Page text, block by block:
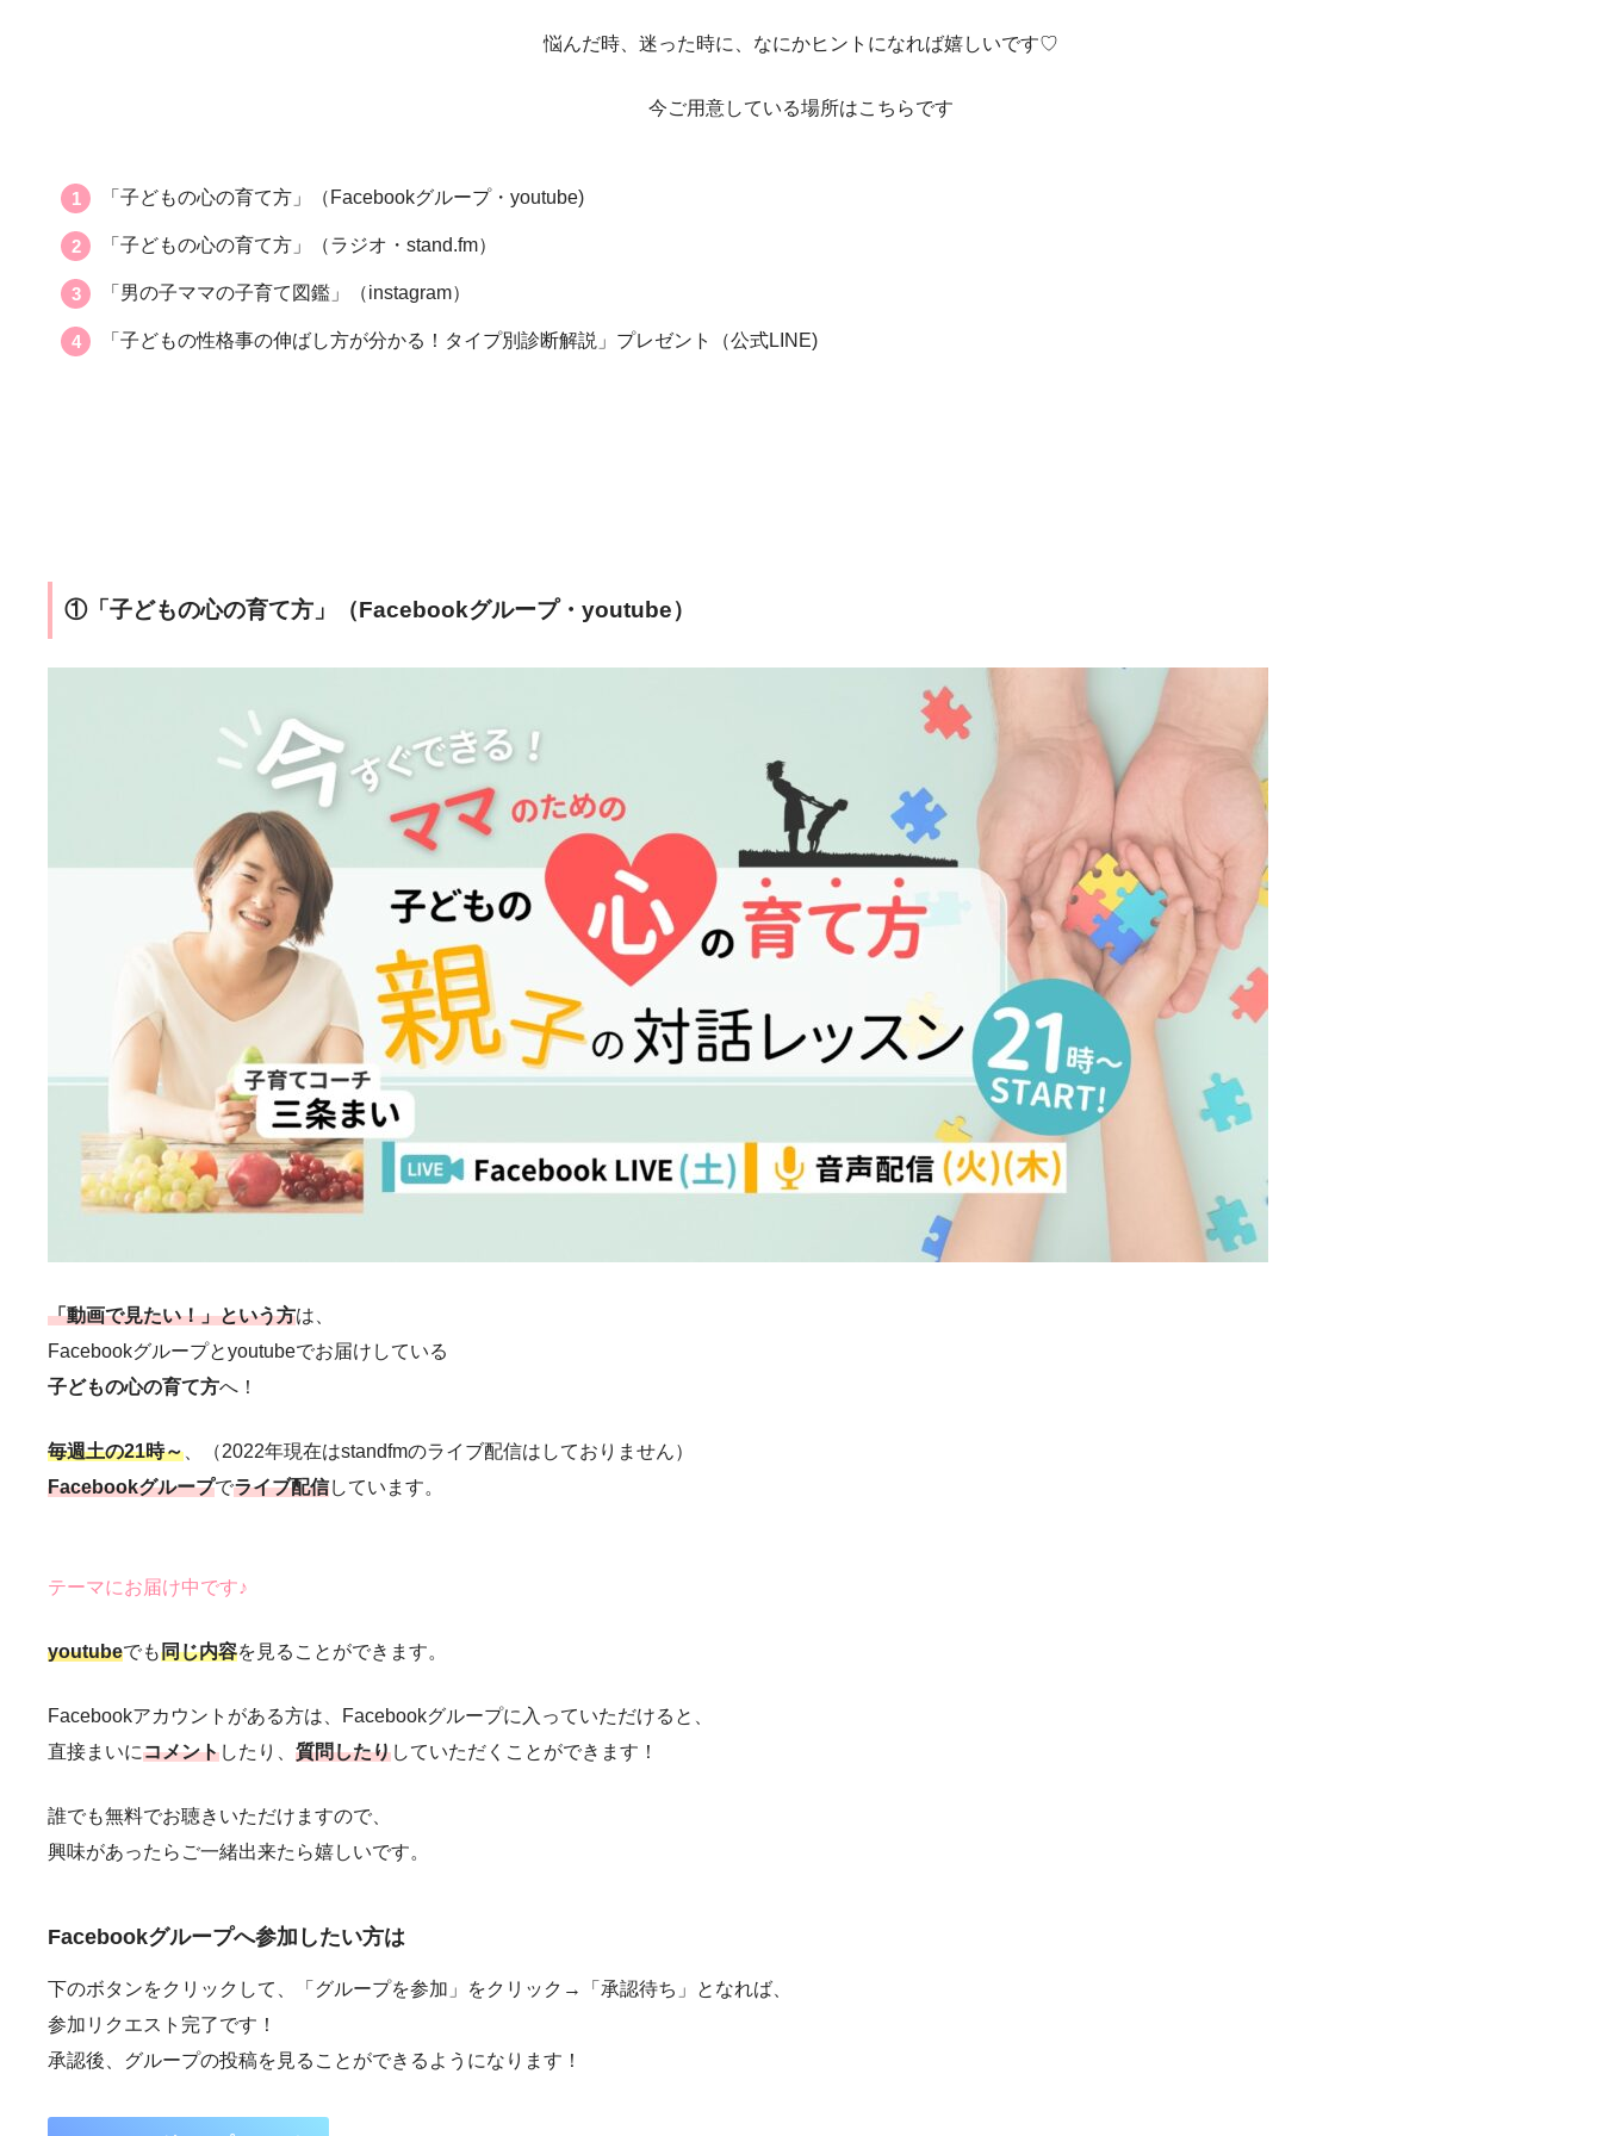
悩んだ時、迷った時に、なにかヒントになれば嬉しいです♡
今ご用意している場所はこちらです
「子どもの心の育て方」（Facebookグループ・youtube)
「子どもの心の育て方」（ラジオ・stand.fm）
「男の子ママの子育て図鑑」（instagram）
「子どもの性格事の伸ばし方が分かる！タイプ別診断解説」プレゼント（公式LINE)
①「子どもの心の育て方」（Facebookグループ・youtube）
「動画で見たい！」という方は、
Facebookグループとyoutubeでお届けしている
子どもの心の育て方へ！
毎週土の21時～ 、（2022年現在はstandfmのライブ配信はしておりません）
Facebookグループでライブ配信しています。
テーマにお届け中です♪
youtubeでも同じ内容を見ることができます。
Facebookアカウントがある方は、Facebookグループに入っていただけると、
直接まいにコメントしたり、 質問したりしていただくことができます！
誰でも無料でお聴きいただけますので、
興味があったらご一緒出来たら嬉しいです。
Facebookグループへ参加したい方は
下のボタンをクリックして、「グループを参加」をクリック→「承認待ち」となれば、
参加リクエスト完了です！
承認後、グループの投稿を見ることができるようになります！